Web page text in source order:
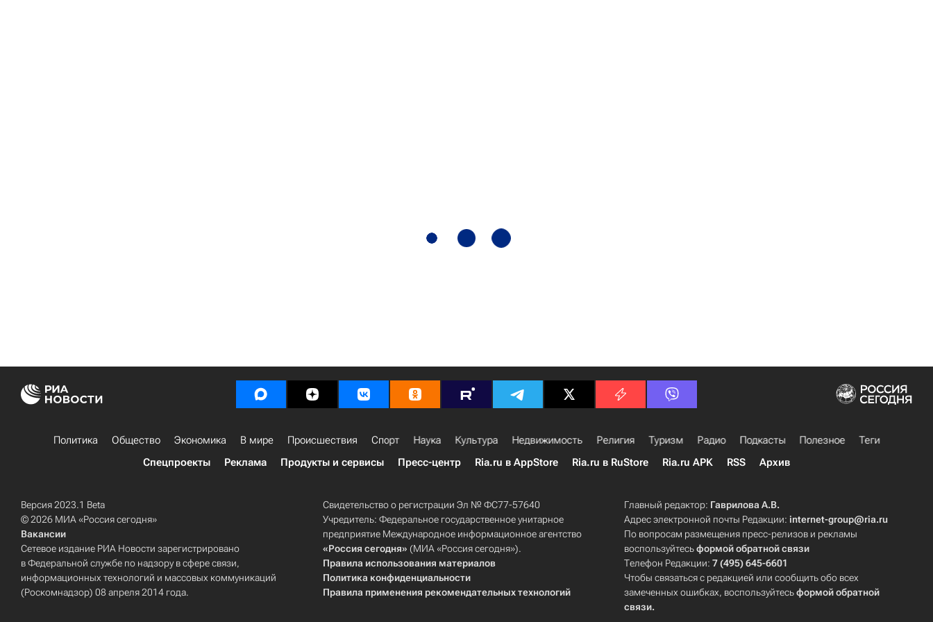
Политика Общество Экономика В мире Происшествия Спорт Наука Культура Недвижимость Религия Туризм Радио Подкасты Полезное
Теги
Спецпроекты
Реклама Продукты и сервисы Пресс-центр Ria.ru в AppStore Ria.ru в RuStore Ria.ru APK RSS Архив
Версия 2023.1 Beta
© 2026 МИА «Россия сегодня»
Вакансии
Сетевое издание РИА Новости зарегистрировано
в Федеральной службе по надзору в сфере связи,
информационных технологий и массовых коммуникаций
(Роскомнадзор) 08 апреля 2014 года.
Свидетельство о регистрации Эл № ФС77-57640
Учредитель: Федеральное государственное унитарное
предприятие Международное информационное агентство
«Россия сегодня» (МИА «Россия сегодня»).
Правила использования материалов
Политика конфиденциальности
Правила применения рекомендательных технологий
Главный редактор: Гаврилова А.В.
Адрес электронной почты Редакции:internet-group@ria.ru
По вопросам размещения пресс-релизов и рекламы
воспользуйтесьформой обратной связи
Телефон Редакции:7 (495) 645-6601
Чтобы связаться с редакцией или сообщить обо всех
замеченных ошибках, воспользуйтесьформой обратной
связи.